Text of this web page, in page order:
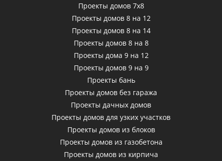
Проекты домов 7х8
Проекты домов 8 на 12
Проекты домов 8 на 14
Проекты домов 8 на 8
Проекты дома 9 на 12
Проекты домов 9 на 9
Проекты бань
Проекты домов без гаража
Проекты дачных домов
Проекты домов для узких участков
Проекты домов из блоков
Проекты домов из газобетона
Проекты домов из кирпича